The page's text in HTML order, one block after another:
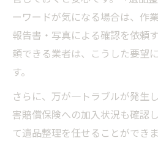
ーワードが気になる場合は、作
報告書・写真による確認を依頼
頼できる業者は、こうした要望
す。
さらに、万が一トラブルが発生
害賠償保険への加入状況も確認
て遺品整理を任せることができま